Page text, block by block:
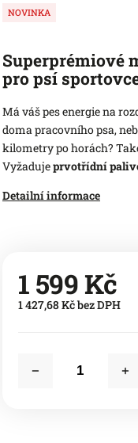
Superprémiové
pro psí
Má váš pes energie na
doma pracovního psa,
kilometry po horách?
Vyžadujeprvotřídní
Detailní informace
NOVINKA
1 599 Kč
1 427,68 Kč bez DPH